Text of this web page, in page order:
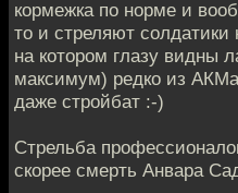
кормежка по норме и
то и стреляют
на котором глазу видны
максимум) редко из
даже стройбат :-)
Стрельба
скорее смерть Анвара